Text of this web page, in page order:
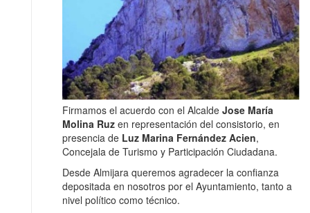
Firmamos el acuerdo con el Alcalde Jose María
Molina Ruz en representación del consistorio, en
presencia de Luz Marina Fernández Acien,
Concejala de Turismo y Participación Ciudadana.
Desde Almijara queremos agradecer la confianza
depositada en nosotros por el Ayuntamiento, tanto a
nivel político como técnico.